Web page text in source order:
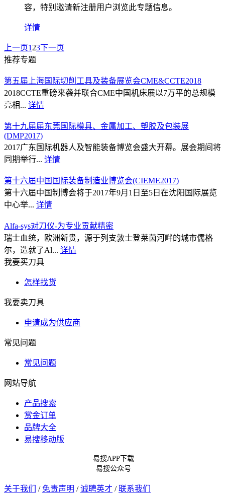
容，特别邀请新注册用户浏览此专题信息。
详情
上一页1 23下一页
推荐专题
第五届上海国际切削工具及装备展览会CME&CCTE2018
2018CCTE重磅来袭并联合CME中国机床展以7万平的总规模
亮相... 详情
第十九届届东莞国际模具、金属加工、塑胶及包装展
(DMP2017)
2017广东国际机器人及智能装备博览会盛大开幕。展会期间将
同期举行... 详情
第十六届中国国际装备制造业博览会(CIEME2017)
第十六届中国制博会将于2017年9月1日至5日在沈阳国际展览
中心举... 详情
Alfa-sys对刀仪-为专业贡献精密
瑞士血统，欧洲新贵，源于列支敦士登莱茵河畔的城市儒格
尔，造就了Al... 详情
我要买刀具
怎样找货
我要卖刀具
申请成为供应商
常见问题
常见问题
网站导航
产品搜索
赏金订单
品牌大全
易搜移动版
易搜APP下载
易搜公众号
关于我们 / 免责声明 / 诚聘英才 / 联系我们